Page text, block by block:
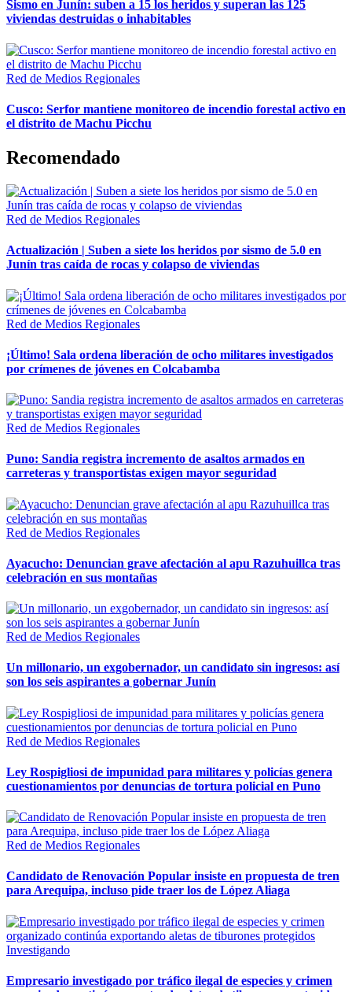
Sismo en Junín: suben a 15 los heridos y superan las 125
viviendas destruidas o inhabitables
Red de Medios Regionales
Cusco: Serfor mantiene monitoreo de incendio forestal activo en
el distrito de Machu Picchu
Recomendado
Red de Medios Regionales
Actualización | Suben a siete los heridos por sismo de 5.0 en
Junín tras caída de rocas y colapso de viviendas
Red de Medios Regionales
¡Último! Sala ordena liberación de ocho militares investigados
por crímenes de jóvenes en Colcabamba
Red de Medios Regionales
Puno: Sandia registra incremento de asaltos armados en
carreteras y transportistas exigen mayor seguridad
Red de Medios Regionales
Ayacucho: Denuncian grave afectación al apu Razuhuillca tras
celebración en sus montañas
Red de Medios Regionales
Un millonario, un exgobernador, un candidato sin ingresos: así
son los seis aspirantes a gobernar Junín
Red de Medios Regionales
Ley Rospigliosi de impunidad para militares y policías genera
cuestionamientos por denuncias de tortura policial en Puno
Red de Medios Regionales
Candidato de Renovación Popular insiste en propuesta de tren
para Arequipa, incluso pide traer los de López Aliaga
Investigando
Empresario investigado por tráfico ilegal de especies y crimen